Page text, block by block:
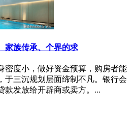
家族传承、个界的求
密度小，做好资金预算，购房者能
于三沉规划层面缔制不凡。银行会
款发放给开辟商或卖方。...